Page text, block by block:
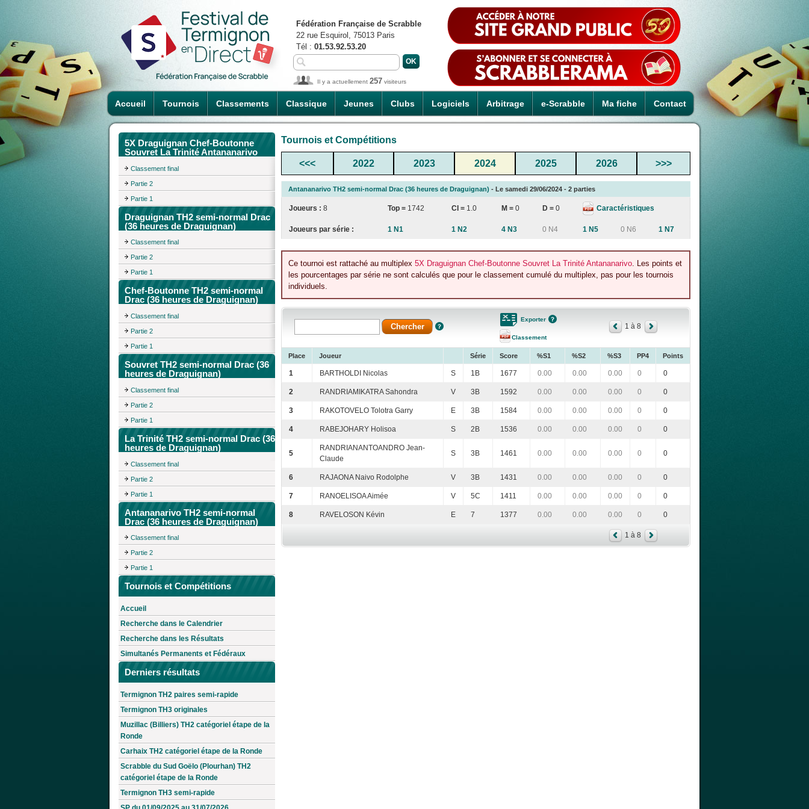
Accueil Tournois Classements Classique Jeunes Clubs Logiciels Arbitrage e-Scrabble Ma fiche Contact
Fédération Française de Scrabble
22 rue Esquirol, 75013 Paris
Tél : 01.53.92.53.20
Il y a actuellement 257 visiteurs
5X Draguignan Chef-Boutonne
Souvret La Trinité Antananarivo
Classement final
Partie 2
Partie 1
Draguignan TH2 semi-normal Drac
(36 heures de Draguignan)
Classement final
Partie 2
Partie 1
Chef-Boutonne TH2 semi-normal
Drac (36 heures de Draguignan)
Classement final
Partie 2
Partie 1
Souvret TH2 semi-normal Drac (36
heures de Draguignan)
Classement final
Partie 2
Partie 1
La Trinité TH2 semi-normal Drac (36
heures de Draguignan)
Classement final
Partie 2
Partie 1
Antananarivo TH2 semi-normal
Drac (36 heures de Draguignan)
Classement final
Partie 2
Partie 1
Tournois et Compétitions
Accueil
Recherche dans le Calendrier
Recherche dans les Résultats
Simultanés Permanents et Fédéraux
Derniers résultats
Termignon TH2 paires semi-rapide
Termignon TH3 originales
Muzillac (Billiers) TH2 catégoriel étape de la
Ronde
Carhaix TH2 catégoriel étape de la Ronde
Scrabble du Sud Goëlo (Plourhan) TH2
catégoriel étape de la Ronde
Termignon TH3 semi-rapide
Tournois et Compétitions
<<< 2022 2023 2024 2025 2026 >>>
Antananarivo TH2 semi-normal Drac (36 heures de Draguignan) - Le samedi 29/06/2024 - 2 parties
Joueurs : 8 Top = 1742 CI = 1.0 M = 0 D = 0 Caractéristiques
Joueurs par série : 1 N1 1 N2 4 N3 0 N4 1 N5 0 N6 1 N7
Ce tournoi est rattaché au multiplex 5X Draguignan Chef-Boutonne Souvret La Trinité Antananarivo. Les points et
les pourcentages par série ne sont calculés que pour le classement cumulé du multiplex, pas pour les tournois
individuels.
Exporter
Classement
1 à 8
Place Joueur Série Score %S1 %S2 %S3 PP4 Points
1 BARTHOLDI Nicolas S 1B 1677 0.00 0.00 0.00 0 0
2 RANDRIAMIKATRA Sahondra V 3B 1592 0.00 0.00 0.00 0 0
3 RAKOTOVELO Tolotra Garry E 3B 1584 0.00 0.00 0.00 0 0
4 RABEJOHARY Holisoa S 2B 1536 0.00 0.00 0.00 0 0
5
RANDRIANANTOANDRO Jean-
Claude
S 3B 1461 0.00 0.00 0.00 0 0
6 RAJAONA Naivo Rodolphe V 3B 1431 0.00 0.00 0.00 0 0
7 RANOELISOA Aimée V 5C 1411 0.00 0.00 0.00 0 0
8 RAVELOSON Kévin E 7 1377 0.00 0.00 0.00 0 0
1 à 8